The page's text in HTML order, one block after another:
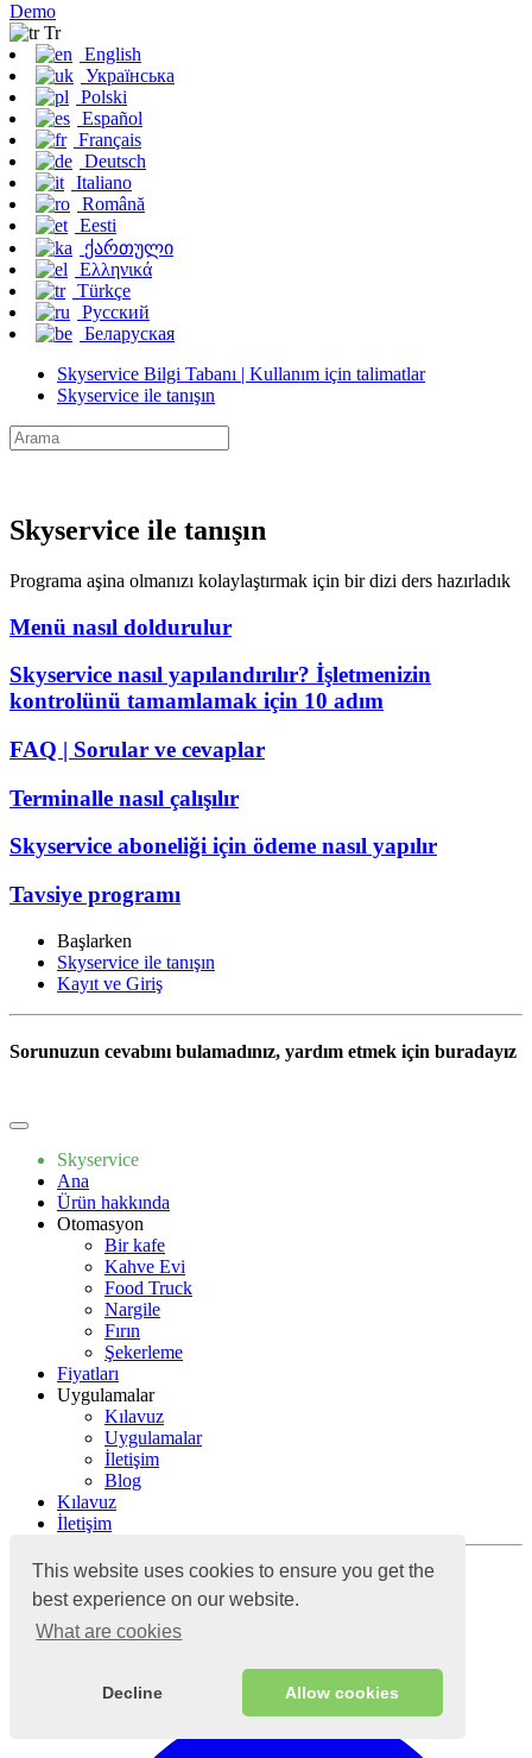
This website uses cookies to ensure you get the
best experience on our website.
What are cookies
Decline Allow cookies
Demo
Tr
English
Українська
Polski
Español
Français
Deutsch
Italiano
Română
Eesti
ქართული
Ελληνικά
Türkçe
Русский
Беларуская
Skyservice Bilgi Tabanı | Kullanım için talimatlar
Skyservice ile tanışın
Skyservice ile tanışın
Programa aşina olmanızı kolaylaştırmak için bir dizi ders hazırladık
Menü nasıl doldurulur
Skyservice nasıl yapılandırılır? İşletmenizin
kontrolünü tamamlamak için 10 adım
FAQ | Sorular ve cevaplar
Terminalle nasıl çalışılır
Skyservice aboneliği için ödeme nasıl yapılır
Tavsiye programı
Başlarken
Skyservice ile tanışın
Kayıt ve Giriş
Sorunuzun cevabını bulamadınız, yardım etmek için buradayız
Skyservice
Ana
Ürün hakkında
Otomasyon
Bir kafe
Kahve Evi
Food Truck
Nargile
Fırın
Şekerleme
Fiyatları
Uygulamalar
Kılavuz
Uygulamalar
İletişim
Blog
Kılavuz
İletişim
Oturum aç
Bulut muhasebe sistemi